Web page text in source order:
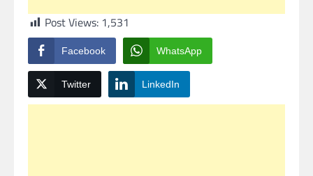
Post Views: 1,531
Facebook WhatsApp
Twitter LinkedIn